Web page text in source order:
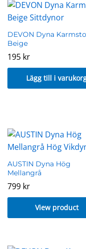
DEVON Dyna
Beige
195 kr
Lägg till i
AUSTIN Dyna Hög
Mellangrå
799 kr
View product